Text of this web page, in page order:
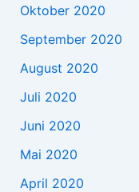
Oktober 2020
September 2020
August 2020
Juli 2020
Juni 2020
Mai 2020
April 2020